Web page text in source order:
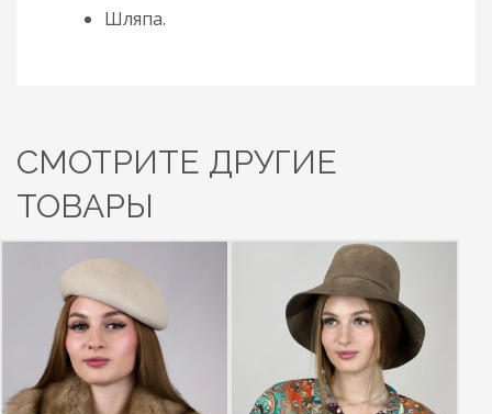
Шляпа.
СМОТРИТЕ ДРУГИЕ
ТОВАРЫ